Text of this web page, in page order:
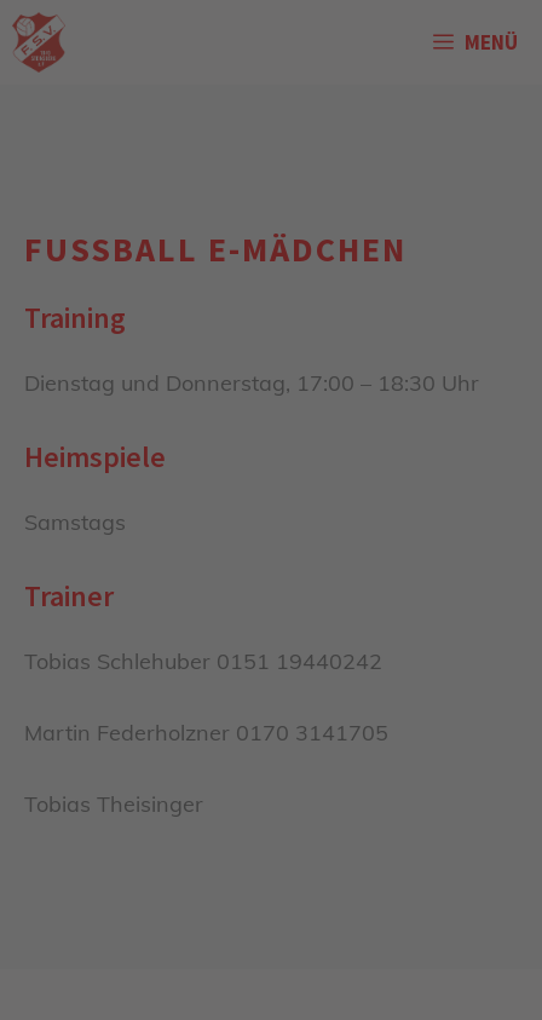
Zum
Inhalt
MENÜ
FUSSBALL E-MÄDCHEN
Training
Dienstag und Donnerstag, 17:00 – 18:30 Uhr
Heimspiele
Samstags
Trainer
Tobias Schlehuber 0151 19440242
Martin Federholzner 0170 3141705
Tobias Theisinger